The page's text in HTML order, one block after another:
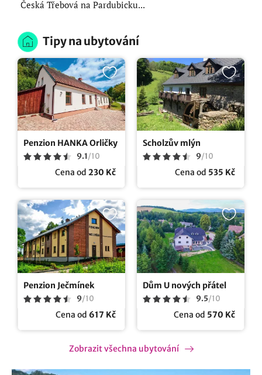
Česká Třebová na Pardubicku...
Tipy na ubytování
Penzion HANKA Orličky
9.1/10
Cena od 230 Kč
Scholzův mlýn
9/10
Cena od 535 Kč
Penzion Ječmínek
9/10
Cena od 617 Kč
Dům U nových přátel
9.5/10
Cena od 570 Kč
Zobrazit všechna ubytování